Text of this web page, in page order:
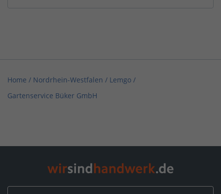
Home / Nordrhein-Westfalen / Lemgo /
Gartenservice Büker GmbH